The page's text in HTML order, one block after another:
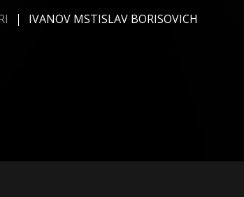
IVANOV MSTISLAV BORISOVICH